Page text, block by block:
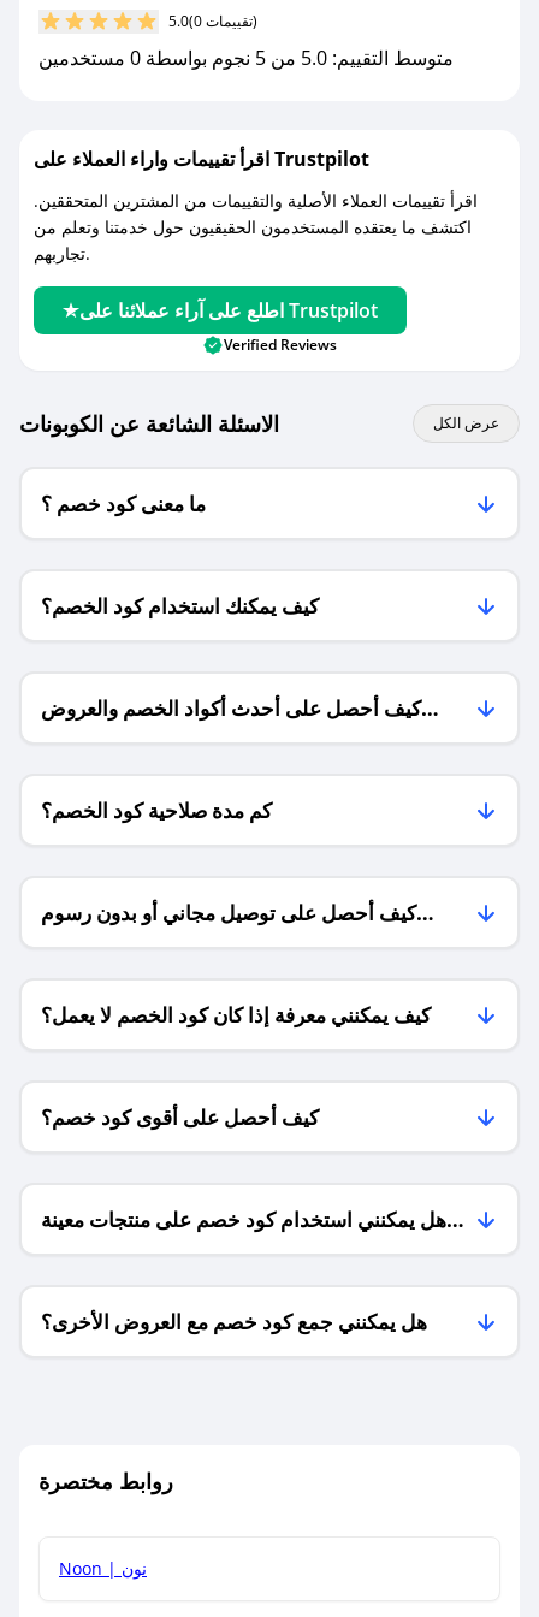
5.0 (0 تقييمات)
متوسط التقييم: 5.0 من 5 نجوم بواسطة 0 مستخدمين
اقرأ تقييمات واراء العملاء على Trustpilot
اقرأ تقييمات العملاء الأصلية والتقييمات من المشترين المتحققين.
اكتشف ما يعتقده المستخدمون الحقيقيون حول خدمتنا وتعلم من
تجاربهم.
اطلع على آراء عملائنا على Trustpilot
Verified Reviews
الاسئلة الشائعة عن الكوبونات عرض الكل
ما معنى كود خصم ؟
كيف يمكنك استخدام كود الخصم؟
كيف أحصل على أحدث أكواد الخصم والعروض
للمتاجر؟
كم مدة صلاحية كود الخصم؟
كيف أحصل على توصيل مجاني أو بدون رسوم
الشحن ؟
كيف يمكنني معرفة إذا كان كود الخصم لا يعمل؟
كيف أحصل على أقوى كود خصم؟
هل يمكنني استخدام كود خصم على منتجات معينة
فقط؟
هل يمكنني جمع كود خصم مع العروض الأخرى؟
روابط مختصرة
Noon | نون